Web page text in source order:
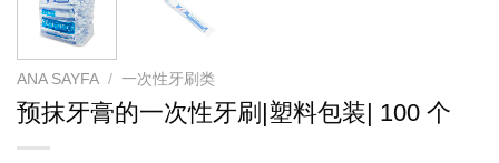
ANA SAYFA / 一次性牙刷类
预抹牙膏的一次性牙刷|塑料包装| 100 个